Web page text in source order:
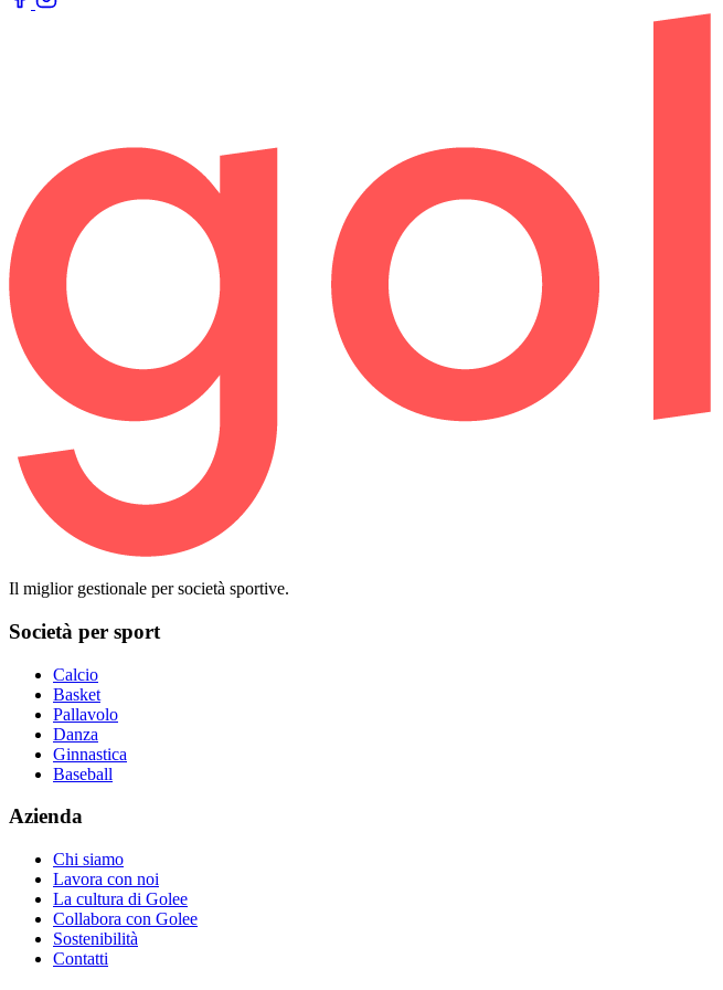
Il miglior gestionale per società sportive.
Società per sport
Calcio
Basket
Pallavolo
Danza
Ginnastica
Baseball
Azienda
Chi siamo
Lavora con noi
La cultura di Golee
Collabora con Golee
Sostenibilità
Contatti